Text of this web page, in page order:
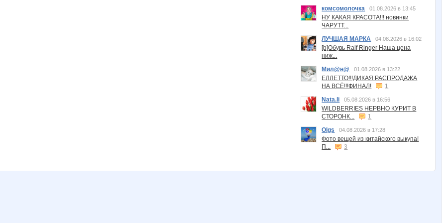
комсомолочка 01.08.2026 в 13:45
НУ КАКАЯ КРАСОТА!!! новинки
ЧАРУТТ...
ЛУЧШАЯ МАРКА
04.08.2026 в 16:02
[b]Обувь Ralf Ringer Наша цена
ниж...
Мил@н@
01.08.2026 в 13:22
ЕЛЛЕТТО!!!ДИКАЯ РАСПРОДАЖА
НА ВСЁ!!!ФИНАЛ!
1
Nata.li
05.08.2026 в 16:56
WILDBERRIES НЕРВНО КУРИТ В
СТОРОНК...
1
Olgs
04.08.2026 в 17:28
Фото вещей из китайского выкупа!
П...
3